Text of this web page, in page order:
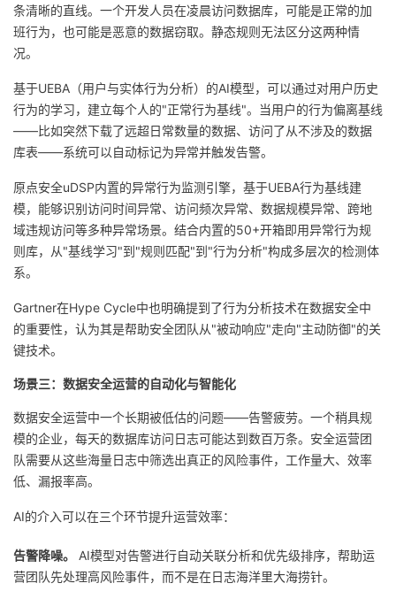
条清晰的直线。一个开发人员在凌晨访问数据库，可能是正常的加
班行为，也可能是恶意的数据窃取。静态规则无法区分这两种情
况。
基于UEBA（用户与实体行为分析）的AI模型，可以通过对用户历史
行为的学习，建立每个人的"正常行为基线"。当用户的行为偏离基线
——比如突然下载了远超日常数量的数据、访问了从不涉及的数据
库表——系统可以自动标记为异常并触发告警。
原点安全uDSP内置的异常行为监测引擎，基于UEBA行为基线建
模，能够识别访问时间异常、访问频次异常、数据规模异常、跨地
域违规访问等多种异常场景。结合内置的50+开箱即用异常行为规
则库，从"基线学习"到"规则匹配"到"行为分析"构成多层次的检测体
系。
Gartner在Hype Cycle中也明确提到了行为分析技术在数据安全中
的重要性，认为其是帮助安全团队从"被动响应"走向"主动防御"的关
键技术。
场景三：数据安全运营的自动化与智能化
数据安全运营中一个长期被低估的问题——告警疲劳。一个稍具规
模的企业，每天的数据库访问日志可能达到数百万条。安全运营团
队需要从这些海量日志中筛选出真正的风险事件，工作量大、效率
低、漏报率高。
AI的介入可以在三个环节提升运营效率：
告警降噪。
AI模型对告警进行自动关联分析和优先级排序，帮助运
营团队先处理高风险事件，而不是在日志海洋里大海捞针。